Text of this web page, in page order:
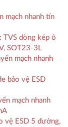
mạch nhanh tín
TVS dòng kép ô
SOT23-3L
mạch nhanh
bảo vệ ESD
mạch nhanh
vệ ESD 5 đường,